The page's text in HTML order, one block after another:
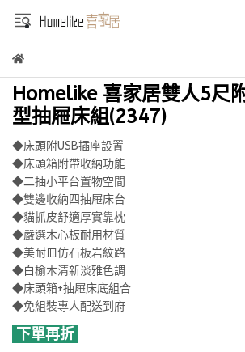
Homelike 喜家居雙人5尺
型抽屜床組(2347)
◆床頭附USB插座設置
◆床頭箱附帶收納功能
◆二抽小平台置物空間
◆雙邊收納四抽屜床台
◆貓抓皮舒適厚實靠枕
◆嚴選木心板耐用材質
◆美耐皿仿石板岩紋路
◆白榆木清新淡雅色調
◆床頭箱+抽屜床底組合
◆免組裝專人配送到府
下單再折